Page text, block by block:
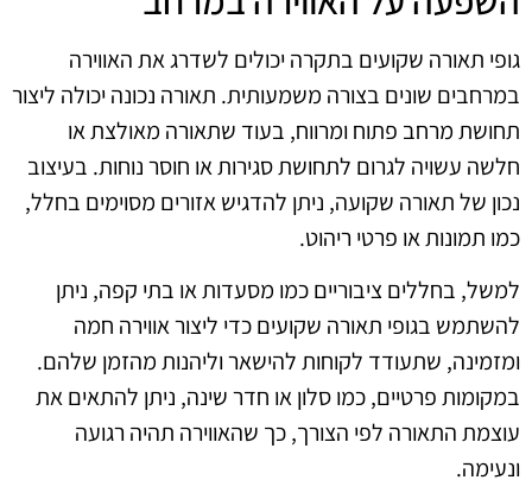
גופי תאורה שקועים בתקרה יכולים לשדרג את האווירה
במרחבים שונים בצורה משמעותית. תאורה נכונה יכולה ליצור
תחושת מרחב פתוח ומרווח, בעוד שתאורה מאולצת או
חלשה עשויה לגרום לתחושת סגירות או חוסר נוחות. בעיצוב
נכון של תאורה שקועה, ניתן להדגיש אזורים מסוימים בחלל,
כמו תמונות או פרטי ריהוט.
למשל, בחללים ציבוריים כמו מסעדות או בתי קפה, ניתן
להשתמש בגופי תאורה שקועים כדי ליצור אווירה חמה
ומזמינה, שתעודד לקוחות להישאר וליהנות מהזמן שלהם.
במקומות פרטיים, כמו סלון או חדר שינה, ניתן להתאים את
עוצמת התאורה לפי הצורך, כך שהאווירה תהיה רגועה
ונעימה.